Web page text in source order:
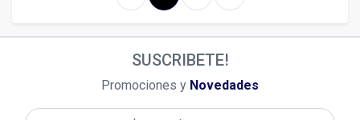
SUSCRIBETE!
Promociones y Novedades